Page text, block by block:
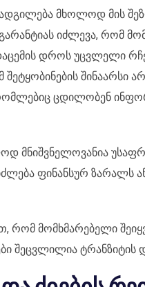
მხოლოდ მის
იძლევა, რომ
დროს უცვლელი
შინაარსი
ცდილობენ
მნიშვნელოვანია
ფინანსურ ზარალს
რომ მომხმარებელი
შეცვლილია ტრანზიტის